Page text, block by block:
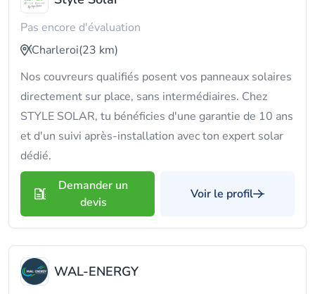
Pas encore d'évaluation
Charleroi(23 km)
Nos couvreurs qualifiés posent vos panneaux solaires
directement sur place, sans intermédiaires. Chez
STYLE SOLAR, tu bénéficies d'une garantie de 10 ans
et d'un suivi après-installation avec ton expert solar
dédié.
Demander un
devis
Voir le profil
WAL-ENERGY